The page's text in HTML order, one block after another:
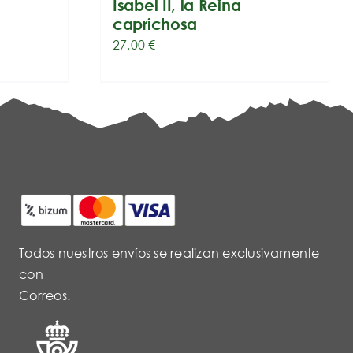
Isabel II, la Reina
caprichosa
27,00€
Todos nuestros envíos se realizan exclusivamente
con
Correos.